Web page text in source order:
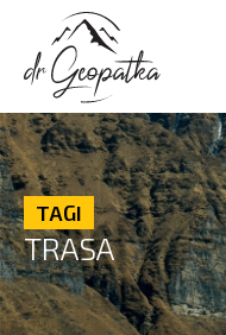
TAGI
TRASA